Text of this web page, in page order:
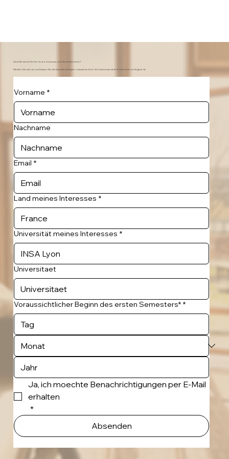
Sind Sie bereit für Ihr neues Zuhause zum Semesterstart?
Melden Sie sich an und lassen Sie sich benachrichtigen, sobald an Ihrer Wunschuniversität Wohnraum verfügbar ist.
Vorname *
Nachname
Email *
Land meines Interesses *
Universität meines Interesses *
Universitaet
Voraussichtlicher Beginn des ersten Semesters* *
Ja, ich moechte Benachrichtigungen per E-Mail
erhalten
*
Absenden